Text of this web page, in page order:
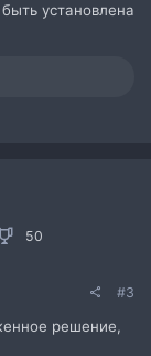
установлена
50
#3
решение,